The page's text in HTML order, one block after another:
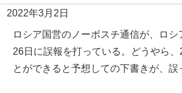
2022年3月2日
ロシア国営のノーボスチ通信が、ロ
26日に誤報を打っている。どうやら
とができると予想しての下書きが、誤